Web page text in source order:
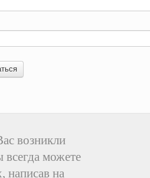
возникли
можете
написав на